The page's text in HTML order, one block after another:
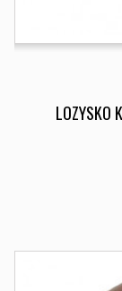
LOZYSKO